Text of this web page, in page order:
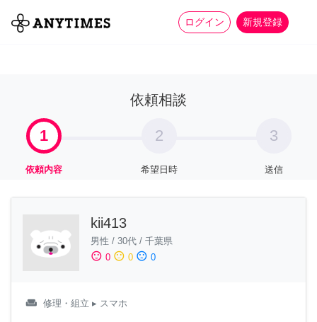
ログイン 新規登録
全て 家事 more_horiz
依頼相談
1
依頼内容
2
希望日時
3
送信
kii413
男性 / 30代 / 千葉県
sentiment_satisfied 0 sentiment_neutral 0 sentiment_dissatisfied 0
weekend 修理・組立 ▸ スマホ